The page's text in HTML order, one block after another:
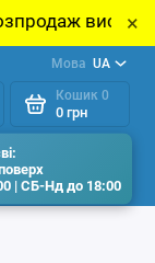
зразків ×
Мова UA
Кошик 0
0 грн